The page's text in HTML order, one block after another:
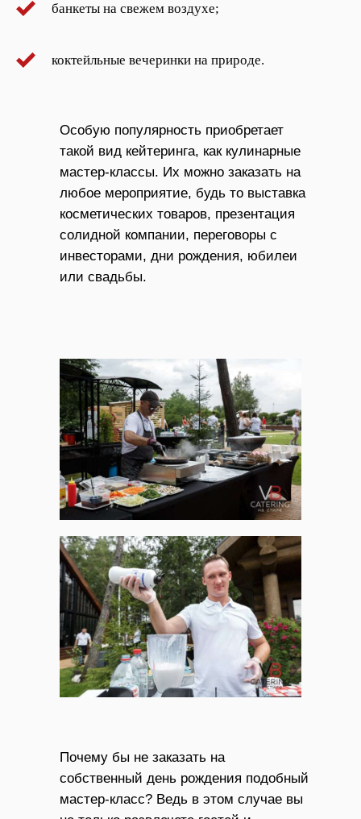
банкеты на свежем воздухе;
коктейльные вечеринки на природе.
Особую популярность приобретает
такой вид кейтеринга, как кулинарные
мастер-классы. Их можно заказать на
любое мероприятие, будь то выставка
косметических товаров, презентация
солидной компании, переговоры с
инвесторами, дни рождения, юбилеи
или свадьбы.
Почему бы не заказать на
собственный день рождения подобный
мастер-класс? Ведь в этом случае вы